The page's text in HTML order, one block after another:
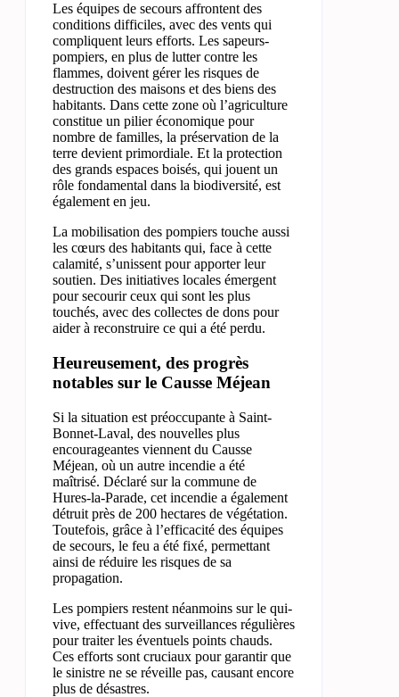
Les équipes de secours affrontent des
conditions difficiles, avec des vents qui
compliquent leurs efforts. Les sapeurs-
pompiers, en plus de lutter contre les
flammes, doivent gérer les risques de
destruction des maisons et des biens des
habitants. Dans cette zone où l’agriculture
constitue un pilier économique pour
nombre de familles, la préservation de la
terre devient primordiale. Et la protection
des grands espaces boisés, qui jouent un
rôle fondamental dans la biodiversité, est
également en jeu.
La mobilisation des pompiers touche aussi
les cœurs des habitants qui, face à cette
calamité, s’unissent pour apporter leur
soutien. Des initiatives locales émergent
pour secourir ceux qui sont les plus
touchés, avec des collectes de dons pour
aider à reconstruire ce qui a été perdu.
Heureusement, des progrès
notables sur le Causse Méjean
Si la situation est préoccupante à Saint-
Bonnet-Laval, des nouvelles plus
encourageantes viennent du Causse
Méjean, où un autre incendie a été
maîtrisé. Déclaré sur la commune de
Hures-la-Parade, cet incendie a également
détruit près de 200 hectares de végétation.
Toutefois, grâce à l’efficacité des équipes
de secours, le feu a été fixé, permettant
ainsi de réduire les risques de sa
propagation.
Les pompiers restent néanmoins sur le qui-
vive, effectuant des surveillances régulières
pour traiter les éventuels points chauds.
Ces efforts sont cruciaux pour garantir que
le sinistre ne se réveille pas, causant encore
plus de désastres.